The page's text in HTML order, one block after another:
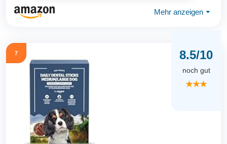
Mehr anzeigen ⏷
7 8.5/10
noch gut
★★★